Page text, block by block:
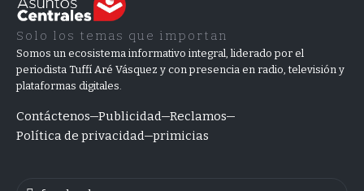
Solo los temas que importan
Somos un ecosistema informativo integral, liderado por el
periodista Tuffí Aré Vásquez y con presencia en radio, televisión y
plataformas digitales.
Contáctenos Publicidad Reclamos
Política de privacidad primicias